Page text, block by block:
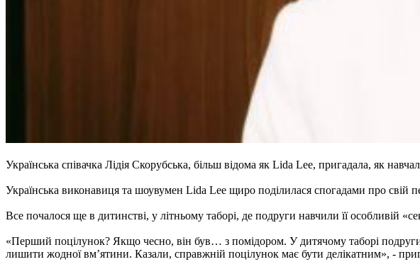
Українська співачка Лідія Скорубська, більш відома як Lida Lee, пригадала, як
Українська виконавиця та шоувумен Lida Lee щиро поділилася спогадами про свій
Все почалося ще в дитинстві, у літньому таборі, де подруги навчили її особливій
«Перший поцілунок? Якщо чесно, він був… з помідором. У дитячому таборі
лишити жодної вм’ятини. Казали, справжній поцілунок має бути делікатним», -